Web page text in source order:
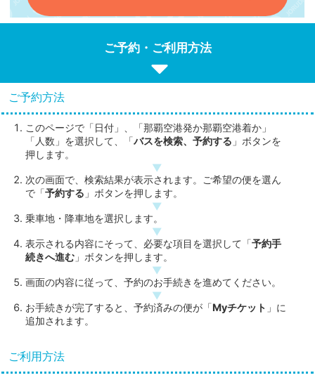
ご予約・ご利用方法
ご予約方法
このページで「日付」、「那覇空港発か那覇空港着か」
「人数」を選択して、「バスを検索、予約する 」ボタンを
押します。
次の画面で、検索結果が表示されます。ご希望の便を選ん
で「予約する 」ボタンを押します。
乗車地・降車地を選択します。
表示される内容にそって、必要な項目を選択して「予約手
続きへ進む」ボタンを押します。
画面の内容に従って、予約のお手続きを進めてください。
お手続きが完了すると、予約済みの便が「Myチケット 」に
追加されます。
ご利用方法